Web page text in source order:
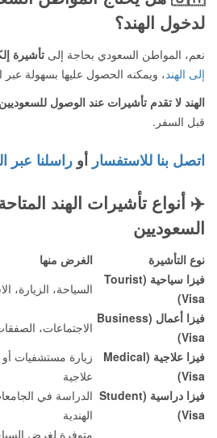
لدخول الهند؟
نعم، المواطن السعودي بحاجة إلى تأشيرة
إلى الهند، ويمكنه الحصول عليها بسهولة عبر
الهند لا تقدم تأشيرات عند الوصول للسعوديين
قبل السفر.
اتصل بنا للاستفسار أو راسلنا عبر
✈️ أنواع تأشيرات الهند
السعوديين
نوع التأشيرة الغرض منها
فيزا سياحية (Tourist
Visa)
السياحة، الزيارة،
فيزا أعمال (Business
Visa)
الاجتماعات،
فيزا علاجية (Medical
Visa)
زيارة مستشفيات أو
علاجية
فيزا دراسية (Student
Visa)
الدراسة في
الهندية
متوفرة لغرض